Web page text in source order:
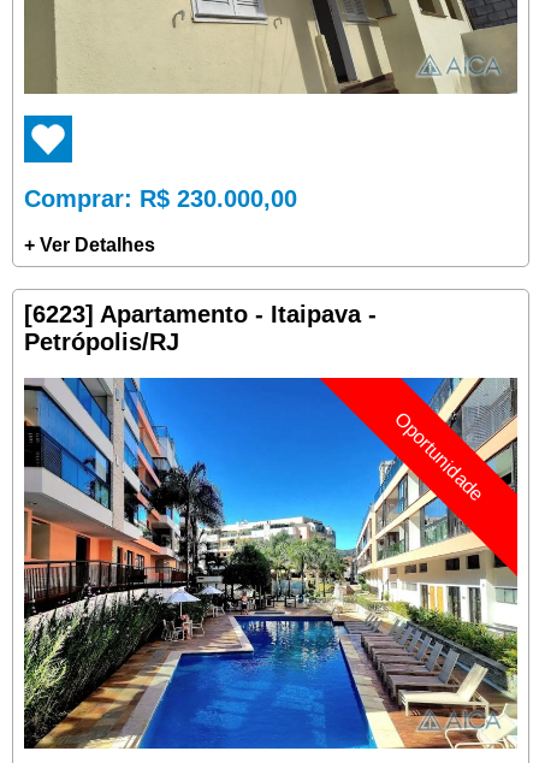
Comprar: R$ 230.000,00
+ Ver Detalhes
[6223] Apartamento - Itaipava -
Petrópolis/RJ
Oportunidade